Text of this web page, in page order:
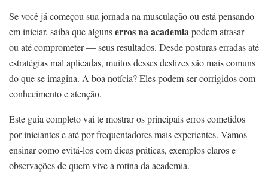
Se você já começou sua jornada na musculação ou está pensando
em iniciar, saiba que algunserros na academiapodem atrasar —
ou até comprometer — seus resultados. Desde posturas erradas até
estratégias mal aplicadas, muitos desses deslizes são mais comuns
do que se imagina. A boa notícia? Eles podem ser corrigidos com
conhecimento e atenção.
Este guia completo vai te mostrar os principais erros cometidos
por iniciantes e até por frequentadores mais experientes. Vamos
ensinar como evitá-los com dicas práticas, exemplos claros e
observações de quem vive a rotina da academia.